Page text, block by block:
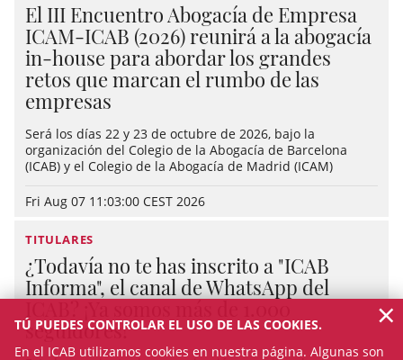
El III Encuentro Abogacía de Empresa
ICAM-ICAB (2026) reunirá a la abogacía
in-house para abordar los grandes
retos que marcan el rumbo de las
empresas
Será los días 22 y 23 de octubre de 2026, bajo la
organización del Colegio de la Abogacía de Barcelona
(ICAB) y el Colegio de la Abogacía de Madrid (ICAM)
Fri Aug 07 11:03:00 CEST 2026
TITULARES
¿Todavía no te has inscrito a "ICAB
Informa", el canal de WhatsApp del
seguidores!
TÚ PUEDES CONTROLAR EL USO DE LAS COOKIES.
En el ICAB utilizamos cookies en nuestra página. Algunas son
×